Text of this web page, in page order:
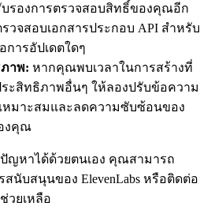
รองการตรวจสอบสิทธิ์ของคุณอีก
วจสอบเอกสารประกอบ API สำหรับ
การอัปเดตใดๆ
าพ: หากคุณพบเวลาในการสร้างที่
ะสิทธิภาพอื่นๆ ให้ลองปรับข้อความ
หมาะสมและลดความซับซ้อนของ
งคุณ
ญหาได้ด้วยตนเอง คุณสามารถ
นับสนุนของ ElevenLabs หรือติดต่อ
วยเหลือ